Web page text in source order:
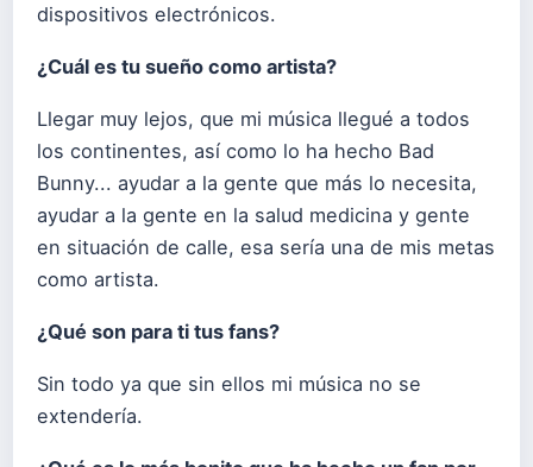
dispositivos electrónicos.
¿Cuál es tu sueño como artista?
Llegar muy lejos, que mi música llegué a todos
los continentes, así como lo ha hecho Bad
Bunny... ayudar a la gente que más lo necesita,
ayudar a la gente en la salud medicina y gente
en situación de calle, esa sería una de mis metas
como artista.
¿Qué son para ti tus fans?
Sin todo ya que sin ellos mi música no se
extendería.